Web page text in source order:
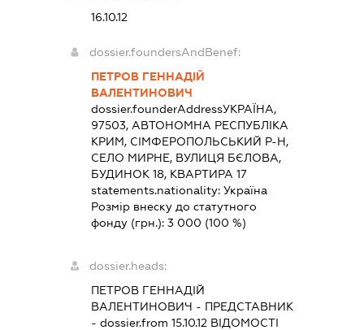
16.10.12
dossier.foundersAndBenef:
ПЕТРОВ ГЕННАДІЙ
ВАЛЕНТИНОВИЧ
dossier.founderAddressУКРАЇНА,
97503, АВТОНОМНА РЕСПУБЛІКА
КРИМ, СІМФЕРОПОЛЬСЬКИЙ Р-Н,
СЕЛО МИРНЕ, ВУЛИЦЯ БЄЛОВА,
БУДИНОК 18, КВАРТИРА 17
statements.nationality: Україна
Розмір внеску до статутного
фонду (грн.): 3 000 (100 %)
dossier.heads:
ПЕТРОВ ГЕННАДІЙ
ВАЛЕНТИНОВИЧ - ПРЕДСТАВНИК
- dossier.from 15.10.12 ВІДОМОСТІ